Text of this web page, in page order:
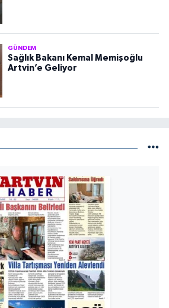
GÜNDEM
Sağlık Bakanı Kemal Memişoğlu
Artvin’e Geliyor